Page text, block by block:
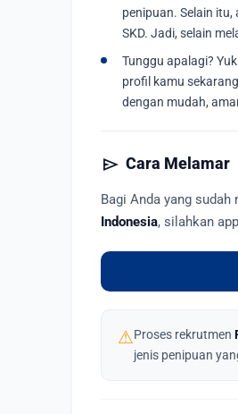
penipuan. Selain
SKD. Jadi, selain
Tunggu apalagi?
profil kamu
dengan mudah,
send Cara Melamar
Bagi Anda yang
Indonesia, silahkan
⚠Proses rekrutmen
jenis penipuan